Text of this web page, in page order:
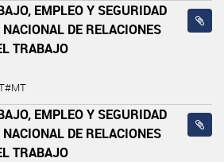
EMPLEO Y SEGURIDAD
DE RELACIONES
TRABAJO
EMPLEO Y SEGURIDAD
DE RELACIONES
TRABAJO